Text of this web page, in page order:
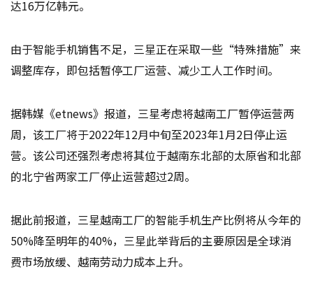
达16万亿韩元。
由于智能手机销售不足，三星正在采取一些“特殊措施”来
调整库存，即包括暂停工厂运营、减少工人工作时间。
据韩媒《etnews》报道，三星考虑将越南工厂暂停运营两
周，该工厂将于2022年12月中旬至2023年1月2日停止运
营。该公司还强烈考虑将其位于越南东北部的太原省和北部
的北宁省两家工厂停止运营超过2周。
据此前报道，三星越南工厂的智能手机生产比例将从今年的
50%降至明年的40%，三星此举背后的主要原因是全球消
费市场放缓、越南劳动力成本上升。